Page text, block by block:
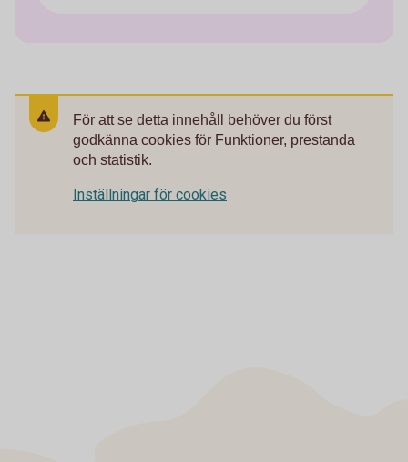
För att se detta innehåll behöver du först
godkänna cookies för Funktioner, prestanda
och statistik.
Inställningar för cookies